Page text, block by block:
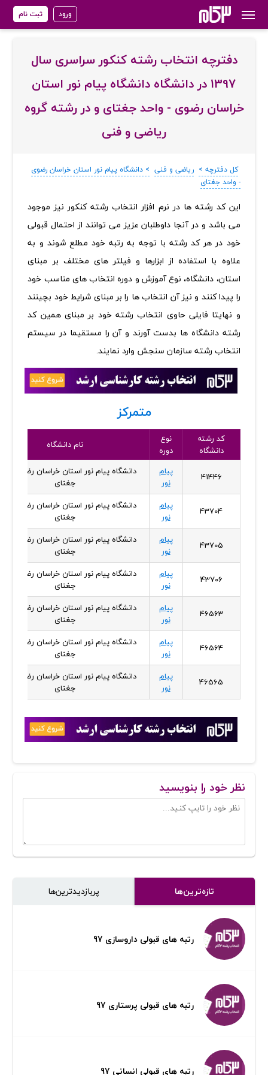
ورود ثبت نام
دفترچه انتخاب رشته کنکور سراسری سال
1397 در دانشگاه دانشگاه پیام نور استان
خراسان رضوی - واحد جغتای و در رشته گروه
ریاضی و فنی
کل دفترچه > ریاضی و فنی > دانشگاه پیام نور استان خراسان رضوی
- واحد جغتای
‏این کد رشته ها در نرم افزار انتخاب رشته کنکور نیز موجود
می باشد و در آنجا داوطلبان عزیز می توانند از احتمال قبولی
خود در هر کد رشته با توجه به رتبه خود مطلع شوند و به
علاوه با استفاده از ابزارها و فیلتر های مختلف بر مبنای
استان، دانشگاه، نوع آموزش و دوره انتخاب های مناسب خود
را پیدا کنند و نیز آن انتخاب ها را بر مبنای شرایط خود بچینند
و نهایتا فایلی حاوی انتخاب رشته خود بر مبنای همین کد
رشته دانشگاه ها بدست آورند و آن را مستقیما در سیستم
انتخاب رشته سازمان سنجش وارد نمایند.
متمرکز
کد رشته
دانشگاه
نوع
دوره
نام دانشگاه
41446
پیام
نور
دانشگاه پیام نور استان خراسان رضوی -
جغتای
43704
پیام
نور
دانشگاه پیام نور استان خراسان رضوی -
جغتای
43705
پیام
نور
دانشگاه پیام نور استان خراسان رضوی -
جغتای
43706
پیام
نور
دانشگاه پیام نور استان خراسان رضوی -
جغتای
46563
پیام
نور
دانشگاه پیام نور استان خراسان رضوی -
جغتای
46564
پیام
نور
دانشگاه پیام نور استان خراسان رضوی -
جغتای
46565
پیام
نور
دانشگاه پیام نور استان خراسان رضوی -
جغتای
نظر خود را بنویسید
تازه‌ترین‌ها پر‌بازدیدترین‌ها
رتبه های قبولی داروسازی 97
رتبه های قبولی پرستاری 97
رتبه های قبولی انسانی 97